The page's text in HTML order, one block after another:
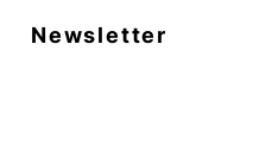
Newsletter